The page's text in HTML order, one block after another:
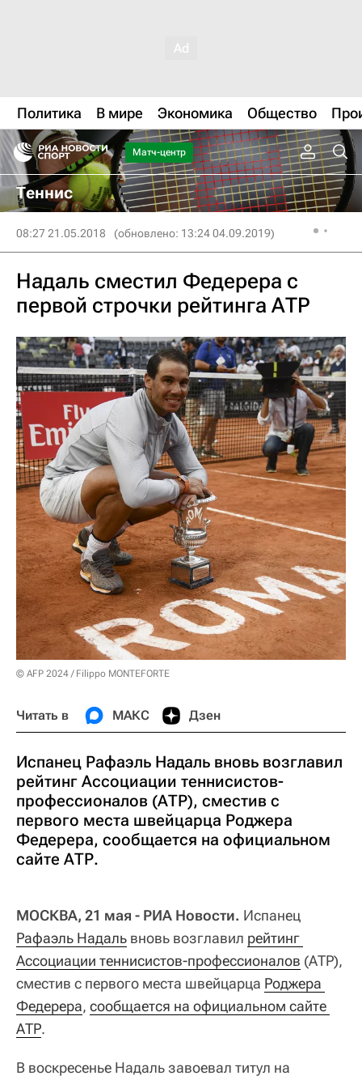
Политика В мире Экономика Общество
Матч-центр
Теннис
08:27 21.05.2018 (обновлено: 13:24 04.09.2019)
Надаль сместил Федерера с
первой строчки рейтинга АТР
© AFP 2024 / Filippo MONTEFORTE
Читать в МАКС Дзен
Испанец Рафаэль Надаль вновь возглавил
рейтинг Ассоциации теннисистов-
профессионалов (АТР), сместив с
первого места швейцарца Роджера
Федерера, сообщается на официальном
сайте АТР.
МОСКВА, 21 мая - РИА Новости. Испанец
Рафаэль Надаль вновь возглавил рейтинг
Ассоциации теннисистов-профессионалов (АТР),
сместив с первого места швейцарца Роджера
Федерера, сообщается на официальном сайте
АТР.
В воскресенье Надаль завоевал титул на